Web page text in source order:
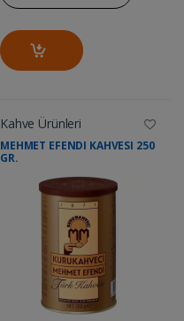
Kahve Ürünleri
MEHMET EFENDI KAHVESI 250
GR.